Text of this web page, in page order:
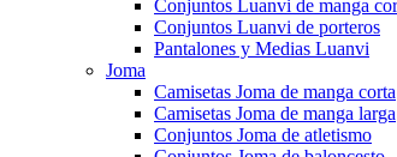
Conjuntos Luanvi de manga
Conjuntos Luanvi de porteros
Pantalones y Medias Luanvi
Joma
Camisetas Joma de manga corta
Camisetas Joma de manga larga
Conjuntos Joma de atletismo